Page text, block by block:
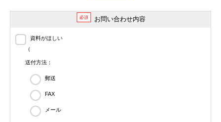
必須 お問い合わせ内容
資料がほしい
（
送付方法：
郵送
FAX
メール